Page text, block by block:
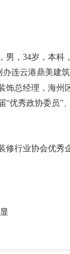
男，34岁， 本科
办连云港鼎美建
饰总经理，海州
“优秀政协委员”
修行业协会优秀